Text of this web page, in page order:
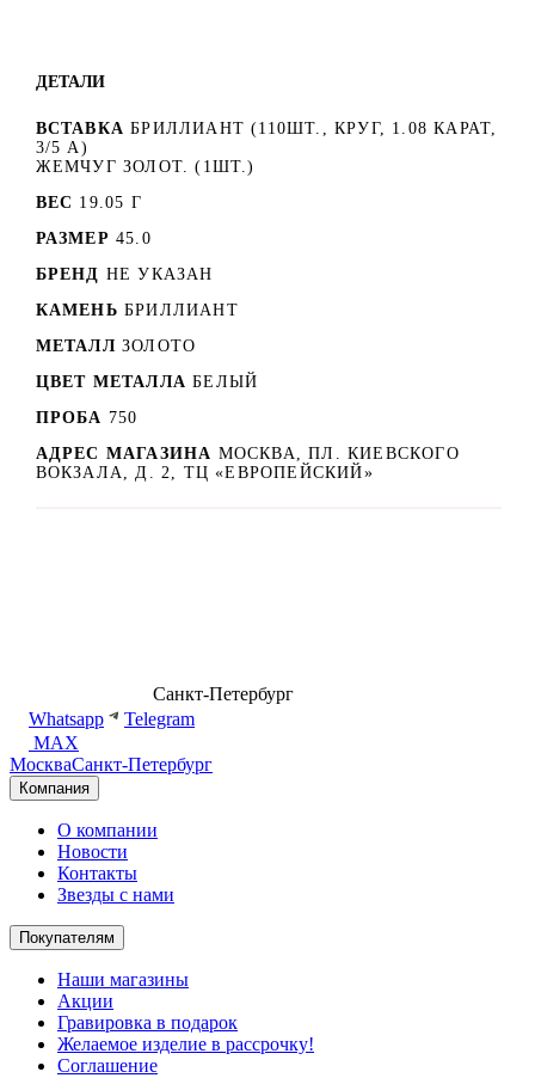
ДЕТАЛИ
ВСТАВКА БРИЛЛИАНТ (110ШТ., КРУГ, 1.08 КАРАТ,
3/5 А)
ЖЕМЧУГ ЗОЛОТ. (1ШТ.)
ВЕС 19.05 Г
РАЗМЕР 45.0
БРЕНД НЕ УКАЗАН
КАМЕНЬ БРИЛЛИАНТ
МЕТАЛЛ ЗОЛОТО
ЦВЕТ МЕТАЛЛА БЕЛЫЙ
ПРОБА 750
АДРЕС МАГАЗИНА МОСКВА, ПЛ. КИЕВСКОГО
ВОКЗАЛА, Д. 2, ТЦ «ЕВРОПЕЙСКИЙ»
Санкт-Петербург
Whatsapp
Telegram
MAX
МоскваСанкт-Петербург
Компания
О компании
Новости
Контакты
Звезды с нами
Покупателям
Наши магазины
Акции
Гравировка в подарок
Желаемое изделие в рассрочку!
Соглашение